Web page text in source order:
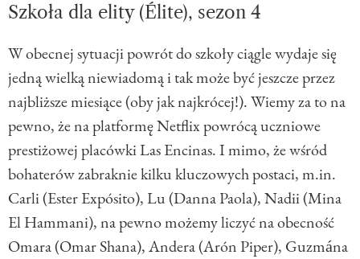
Szkoła dla elity (Élite), sezon 4
W obecnej sytuacji powrót do szkoły ciągle wydaje się
jedną wielką niewiadomą i tak może być jeszcze przez
najbliższe miesiące (oby jak najkrócej!). Wiemy za to na
pewno, że na platformę Netflix powrócą uczniowe
prestiżowej placówki Las Encinas. I mimo, że wśród
bohaterów zabraknie kilku kluczowych postaci, m.in.
Carli (Ester Expósito), Lu (Danna Paola), Nadii (Mina
El Hammani), na pewno możemy liczyć na obecność
Omara (Omar Shana), Andera (Arón Piper), Guzmána